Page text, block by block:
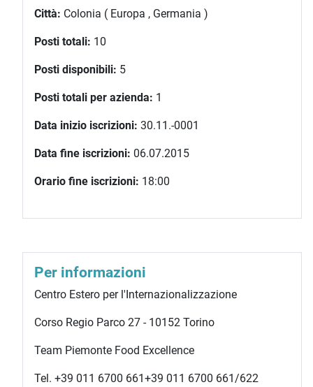
Città: Colonia ( Europa , Germania )
Posti totali: 10
Posti disponibili: 5
Posti totali per azienda: 1
Data inizio iscrizioni: 30.11.-0001
Data fine iscrizioni: 06.07.2015
Orario fine iscrizioni: 18:00
Per informazioni
Centro Estero per l'Internazionalizzazione
Corso Regio Parco 27 - 10152 Torino
Team Piemonte Food Excellence
Tel. +39 011 6700 661+39 011 6700 661/622